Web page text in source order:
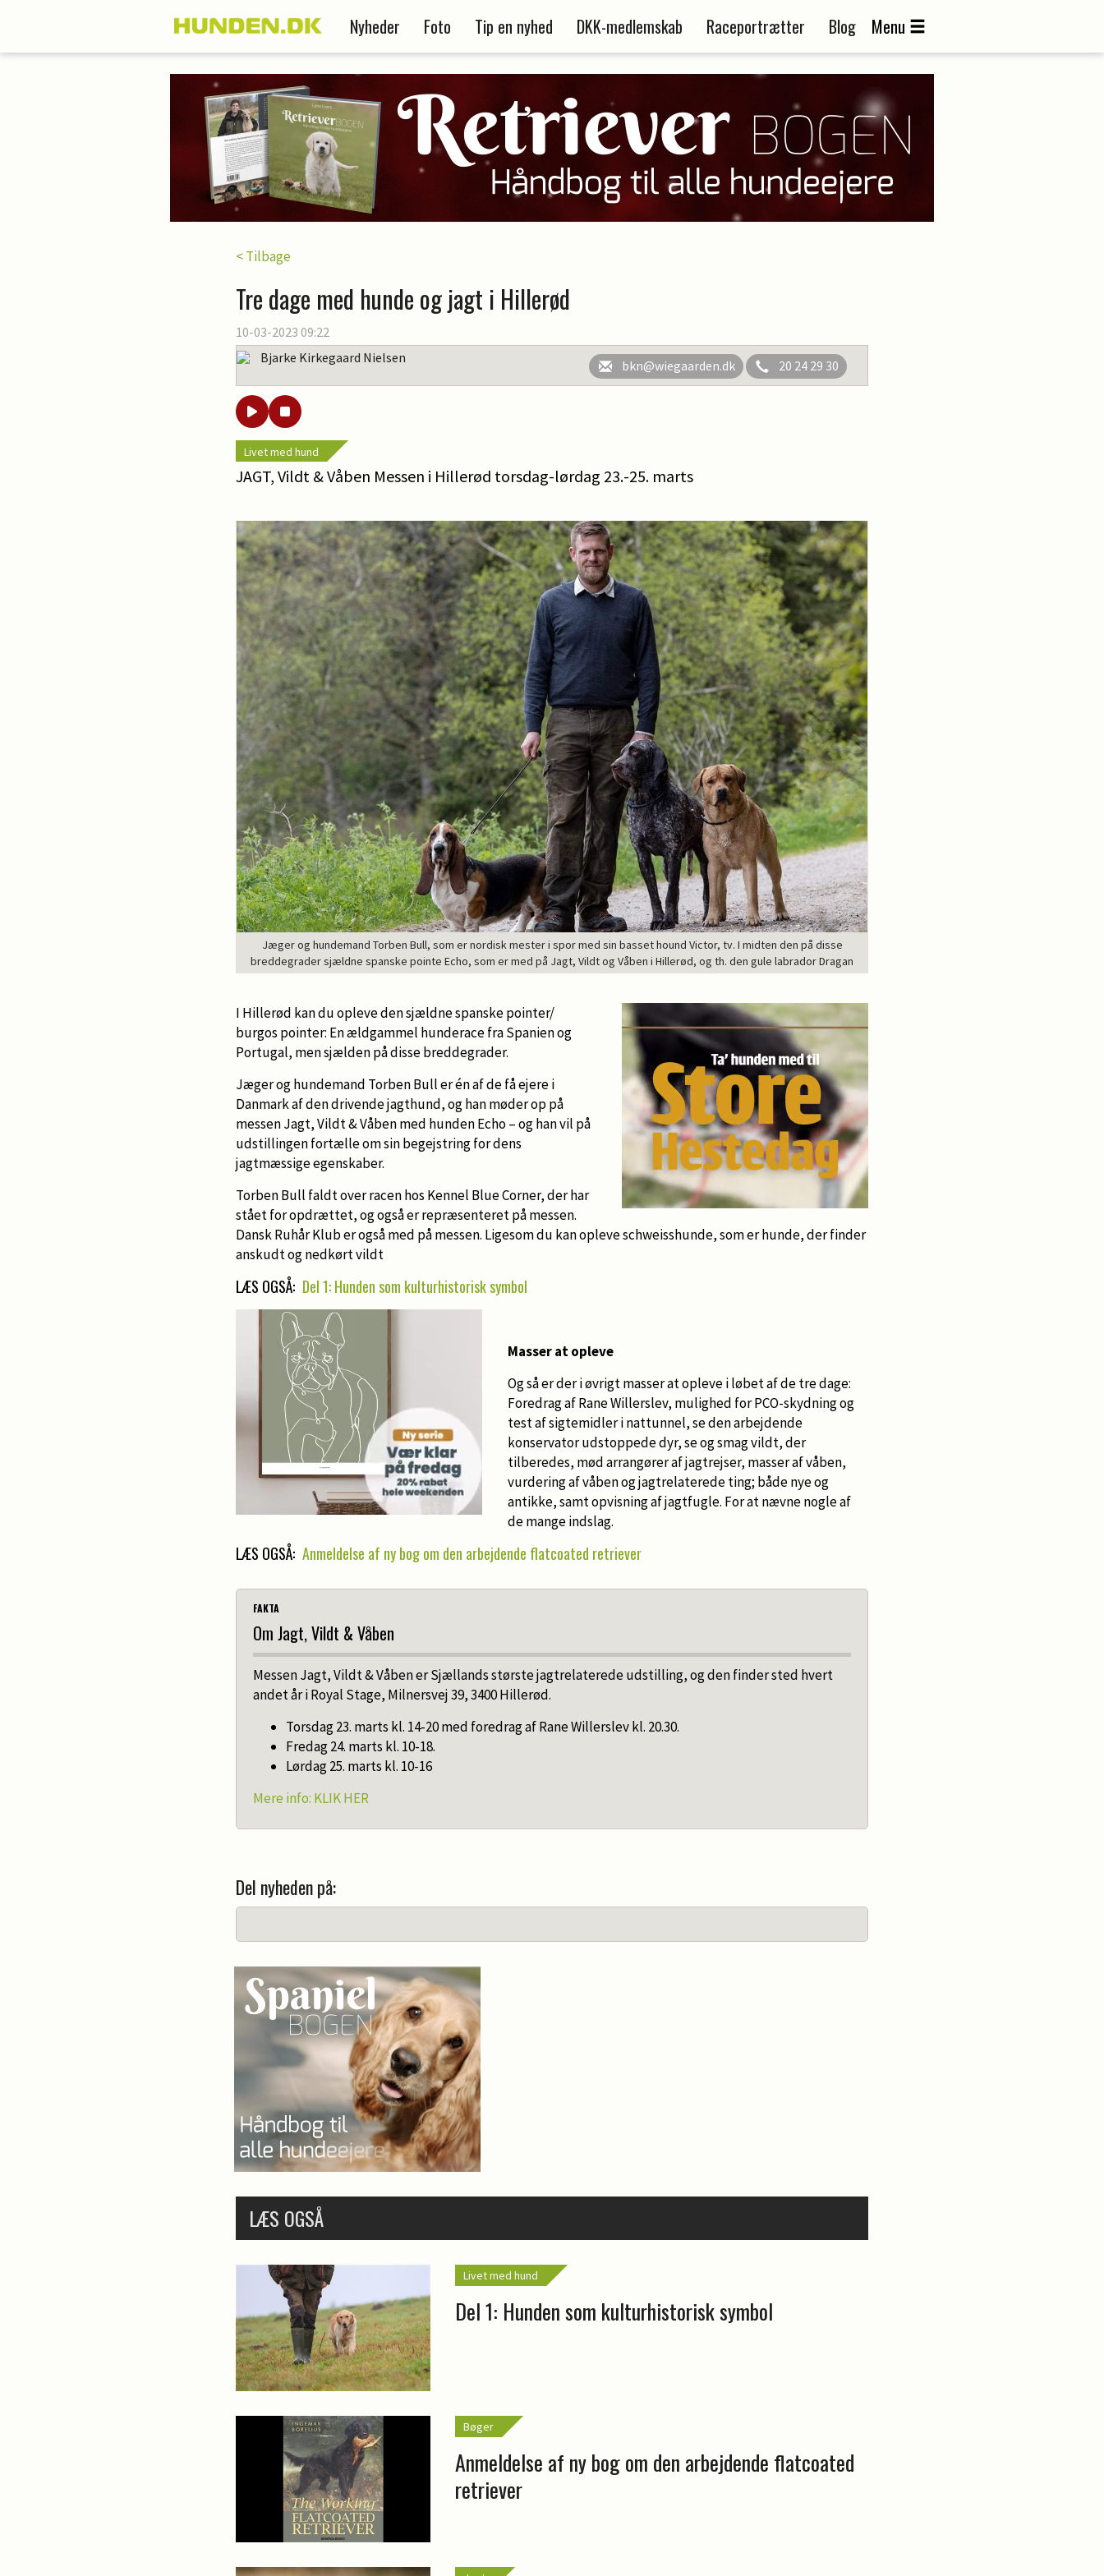
Nyheder Foto Tip en nyhed DKK-medlemskab Raceportrætter Blog Menu
< Tilbage
Tre dage med hunde og jagt i Hillerød
10-03-2023 09:22
Bjarke Kirkegaard Nielsen
bkn@wiegaarden.dk 20 24 29 30
Livet med hund
JAGT, Vildt & Våben Messen i Hillerød torsdag-lørdag 23.-25. marts
Jæger og hundemand Torben Bull, som er nordisk mester i spor med sin basset hound Victor, tv. I midten den på disse
breddegrader sjældne spanske pointe Echo, som er med på Jagt, Vildt og Våben i Hillerød, og th. den gule labrador Dragan
I Hillerød kan du opleve den sjældne spanske pointer/
burgos pointer: En ældgammel hunderace fra Spanien og
Portugal, men sjælden på disse breddegrader.
Jæger og hundemand Torben Bull er én af de få ejere i
Danmark af den drivende jagthund, og han møder op på
messen Jagt, Vildt & Våben med hunden Echo – og han vil på
udstillingen fortælle om sin begejstring for dens
jagtmæssige egenskaber.
Torben Bull faldt over racen hos Kennel Blue Corner, der har
stået for opdrættet, og også er repræsenteret på messen.
Dansk Ruhår Klub er også med på messen. Ligesom du kan opleve schweisshunde, som er hunde, der finder
anskudt og nedkørt vildt
LÆS OGSÅ: Del 1: Hunden som kulturhistorisk symbol
Masser at opleve
Og så er der i øvrigt masser at opleve i løbet af de tre dage:
Foredrag af Rane Willerslev, mulighed for PCO-skydning og
test af sigtemidler i nattunnel, se den arbejdende
konservator udstoppede dyr, se og smag vildt, der
tilberedes, mød arrangører af jagtrejser, masser af våben,
vurdering af våben og jagtrelaterede ting; både nye og
antikke, samt opvisning af jagtfugle. For at nævne nogle af
de mange indslag.
LÆS OGSÅ: Anmeldelse af ny bog om den arbejdende flatcoated retriever
FAKTA
Om Jagt, Vildt & Våben
Messen Jagt, Vildt & Våben er Sjællands største jagtrelaterede udstilling, og den finder sted hvert
andet år i Royal Stage, Milnersvej 39, 3400 Hillerød.
Torsdag 23. marts kl. 14-20 med foredrag af Rane Willerslev kl. 20.30.
Fredag 24. marts kl. 10-18.
Lørdag 25. marts kl. 10-16
Mere info: KLIK HER
Del nyheden på:
LÆS OGSÅ
Livet med hund
Del 1: Hunden som kulturhistorisk symbol
Bøger
Anmeldelse af ny bog om den arbejdende flatcoated
retriever